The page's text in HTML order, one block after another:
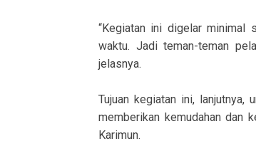
“Kegiatan ini digelar minimal
waktu. Jadi teman-teman
jelasnya.
Tujuan kegiatan ini, lanjutnya,
memberikan kemudahan dan
Karimun.